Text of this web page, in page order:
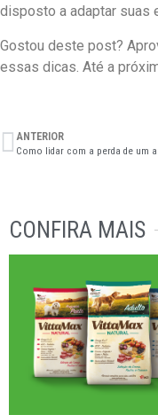
disposto a adaptar suas
Gostou deste post?
essas dicas. Até a
ANTERIOR
Como lidar com a perda de um
CONFIRA MAIS